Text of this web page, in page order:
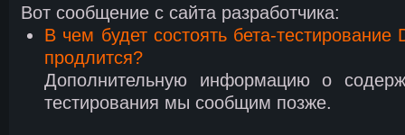
Вот сообщение с сайта разработчика:
В чем будет состоять бета-
продлится?
Дополнительную информацию о
тестирования мы сообщим позже.